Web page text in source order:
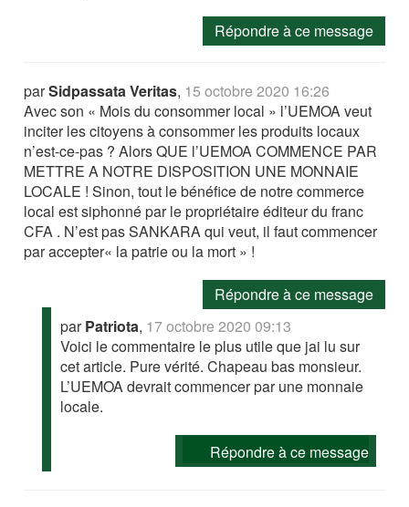
Répondre à ce message
parSidpassata Veritas, 15 octobre 2020 16:26
Avec son « Mois du consommer local » l’UEMOA veut
inciter les citoyens à consommer les produits locaux
n’est-ce-pas ? Alors QUE l’UEMOA COMMENCE PAR
METTRE A NOTRE DISPOSITION UNE MONNAIE
LOCALE ! Sinon, tout le bénéfice de notre commerce
local est siphonné par le propriétaire éditeur du franc
CFA . N’est pas SANKARA qui veut, il faut commencer
par accepter« la patrie ou la mort » !
Répondre à ce message
parPatriota, 17 octobre 2020 09:13
Voici le commentaire le plus utile que jai lu sur
cet article. Pure vérité. Chapeau bas monsieur.
L’UEMOA devrait commencer par une monnaie
locale.
Répondre à ce message